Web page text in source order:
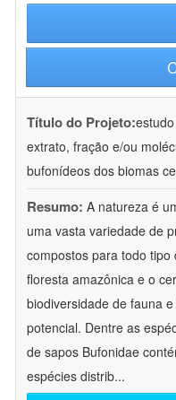
Título do Projeto:
extrato, fração e/ou
bufonídeos dos biomas
Resumo: A natureza é
uma vasta variedade de
compostos para todo
floresta amazônica e o
biodiversidade de fauna
potencial. Dentre as
de sapos Bufonidae
espécies distrib...